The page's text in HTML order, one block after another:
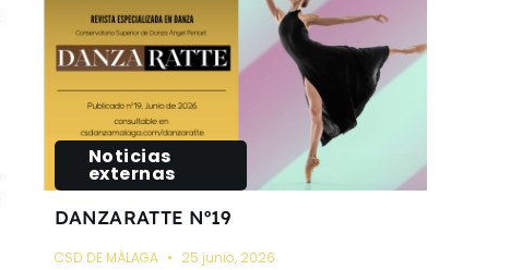
Noticias
externas
DANZARATTE Nº19
CSD DE MÁLAGA 25 junio, 2026